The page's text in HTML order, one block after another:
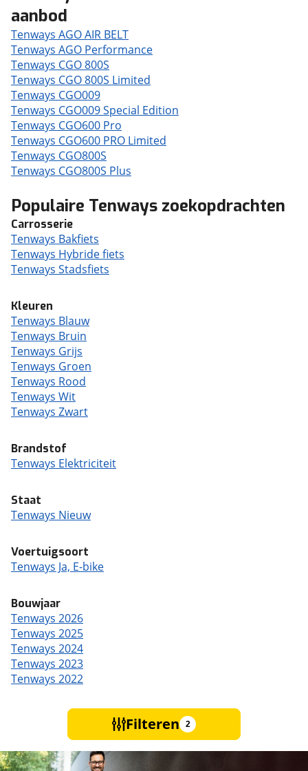
aanbod
Tenways AGO AIR BELT
Tenways AGO Performance
Tenways CGO 800S
Tenways CGO 800S Limited
Tenways CGO009
Tenways CGO009 Special Edition
Tenways CGO600 Pro
Tenways CGO600 PRO Limited
Tenways CGO800S
Tenways CGO800S Plus
Populaire Tenways zoekopdrachten
Carrosserie
Tenways Bakfiets
Tenways Hybride fiets
Tenways Stadsfiets
Kleuren
Tenways Blauw
Tenways Bruin
Tenways Grijs
Tenways Groen
Tenways Rood
Tenways Wit
Tenways Zwart
Brandstof
Tenways Elektriciteit
Staat
Tenways Nieuw
Voertuigsoort
Tenways Ja, E-bike
Bouwjaar
Tenways 2026
Tenways 2025
Tenways 2024
Tenways 2023
Tenways 2022
Filteren 2